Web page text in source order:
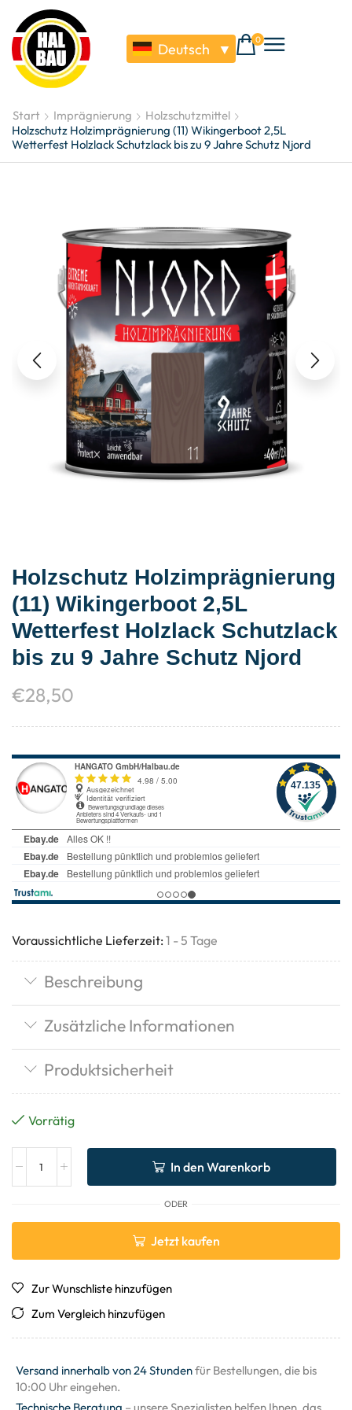
Deutsch ▼
0
Start Imprägnierung
Holzschutzmittel
Holzschutz Holzimprägnierung (11) Wikingerboot 2,5L
Wetterfest Holzlack Schutzlack bis zu 9 Jahre Schutz Njord
Holzschutz Holzimprägnierung
(11) Wikingerboot 2,5L
Wetterfest Holzlack Schutzlack
bis zu 9 Jahre Schutz Njord
€28,50
Voraussichtliche Lieferzeit: 1 - 5 Tage
Beschreibung
Zusätzliche Informationen
Produktsicherheit
Vorrätig
In den Warenkorb
ODER
Jetzt kaufen
Zur Wunschliste hinzufügen
Zum Vergleich hinzufügen
Versand innerhalb von 24 Stundenfür Bestellungen, die bis
10:00 Uhr eingehen.
Technische Beratung – unsere Spezialisten helfen Ihnen, das